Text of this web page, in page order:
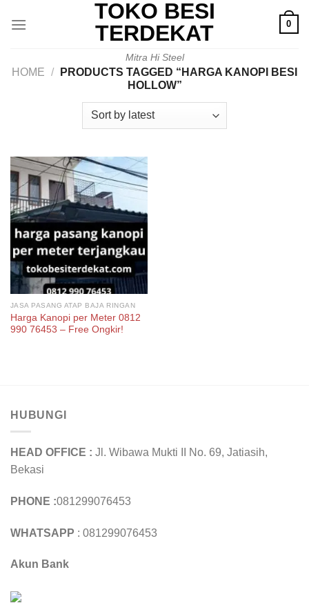
TOKO BESI
TERDEKAT
Mitra Hi Steel
0
HOME /
PRODUCTS TAGGED “HARGA KANOPI BESI
HOLLOW”
JASA PASANG ATAP BAJA RINGAN
Harga Kanopi per Meter 0812
990 76453 – Free Ongkir!
HUBUNGI
HEAD OFFICE : Jl. Wibawa Mukti II No. 69, Jatiasih,
Bekasi
PHONE :081299076453
WHATSAPP : 081299076453
Akun Bank